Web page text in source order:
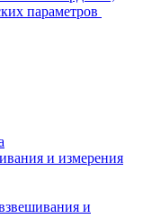
параметров
и измерения
и